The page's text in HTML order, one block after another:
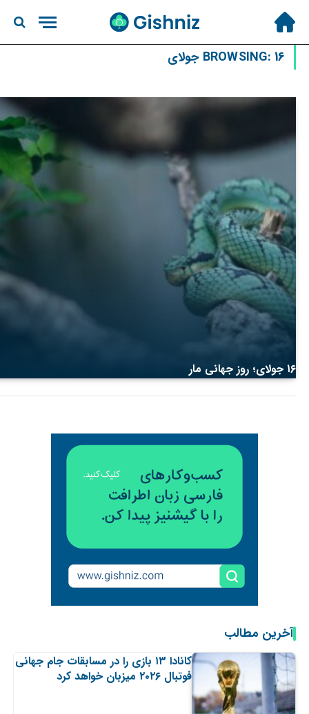
BROWSING: 16 جولای
۱۶ جولای؛ روز جهانی مار
آخرین مطالب
کانادا ۱۳ بازی را در مسابقات جام جهانی
فوتبال ۲۰۲۶ میزبان خواهد کرد